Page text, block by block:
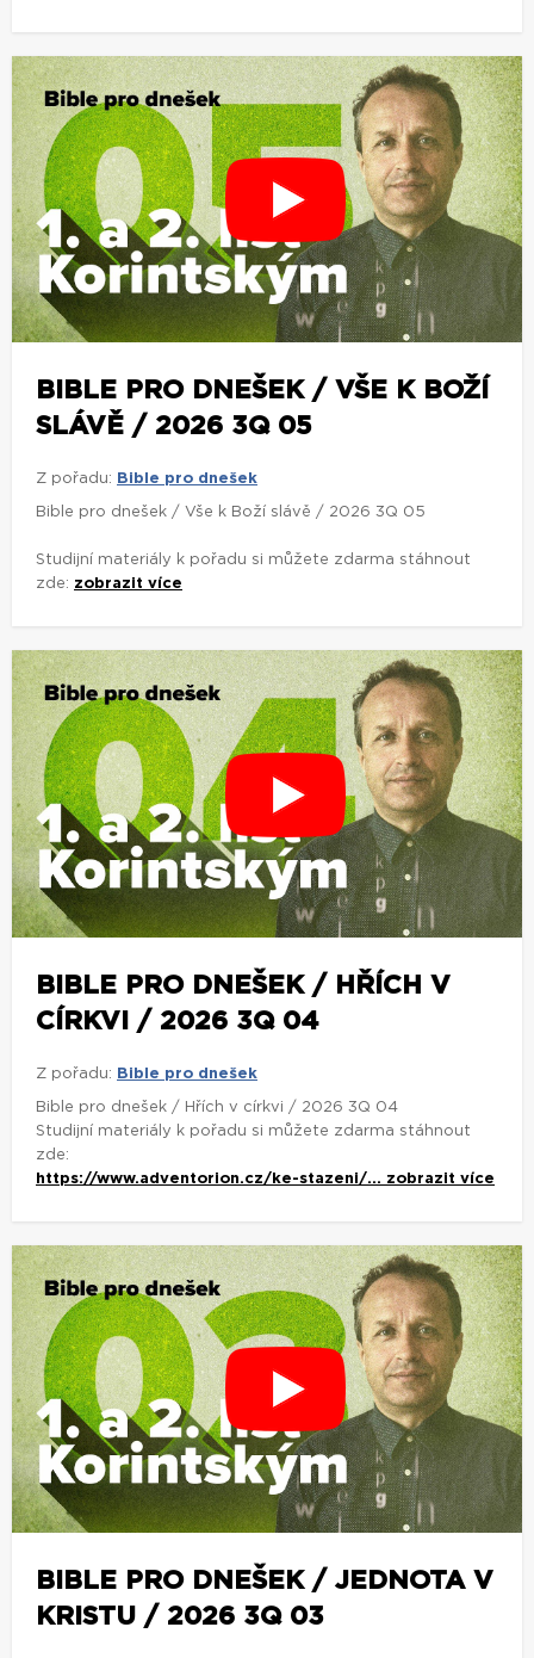
BIBLE PRO DNEŠEK / VŠE K BOŽÍ
SLÁVĚ / 2026 3Q 05
Z pořadu: Bible pro dnešek
Bible pro dnešek / Vše k Boží slávě / 2026 3Q 05
Studijní materiály k pořadu si můžete zdarma stáhnout
zde: zobrazit více
BIBLE PRO DNEŠEK / HŘÍCH V
CÍRKVI / 2026 3Q 04
Z pořadu: Bible pro dnešek
Bible pro dnešek / Hřích v církvi / 2026 3Q 04
Studijní materiály k pořadu si můžete zdarma stáhnout
zde:
https://www.adventorion.cz/ke-stazeni/... zobrazit více
BIBLE PRO DNEŠEK / JEDNOTA V
KRISTU / 2026 3Q 03